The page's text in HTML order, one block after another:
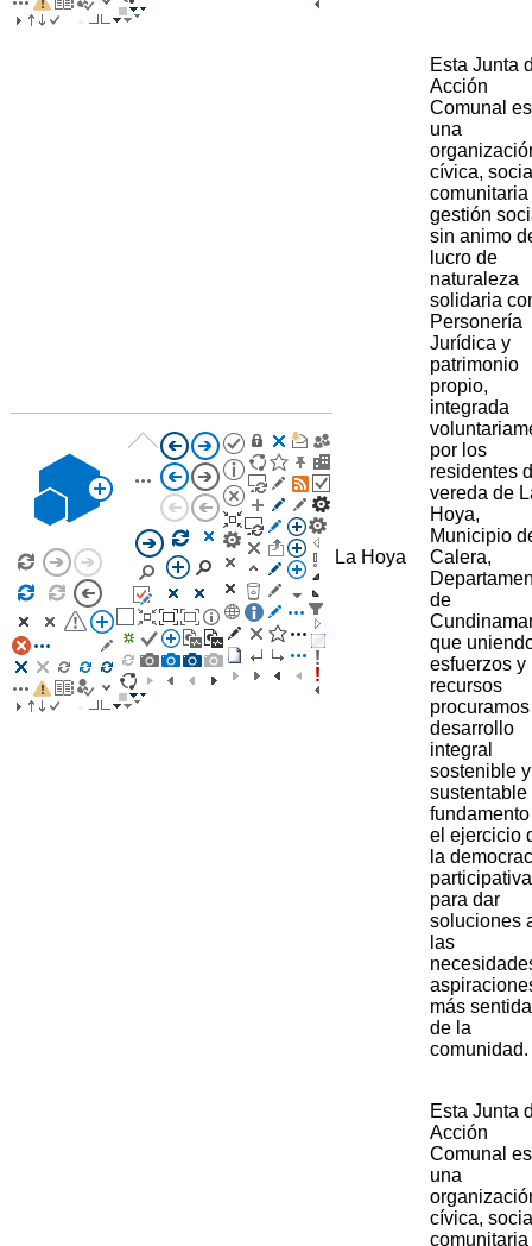
La Hoya
​Esta Junta
Acción
Comunal es
una
cívica,
comunitaria
gestión
sin animo
lucro de
naturaleza
solidaria
Personería
Jurídica y
patrimonio
propio,
integrada
por los
residentes
vereda de
Hoya,
Municipio
Calera,
de
que
esfuerzos y
recursos
desarrollo
integral
sostenible y
sustentable
el ejercicio
la
para dar
soluciones
las
más
de la
comunidad.​
​Esta Junta
Acción
Comunal es
una
cívica,
comunitaria